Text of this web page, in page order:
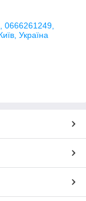
0666261249,
Україна